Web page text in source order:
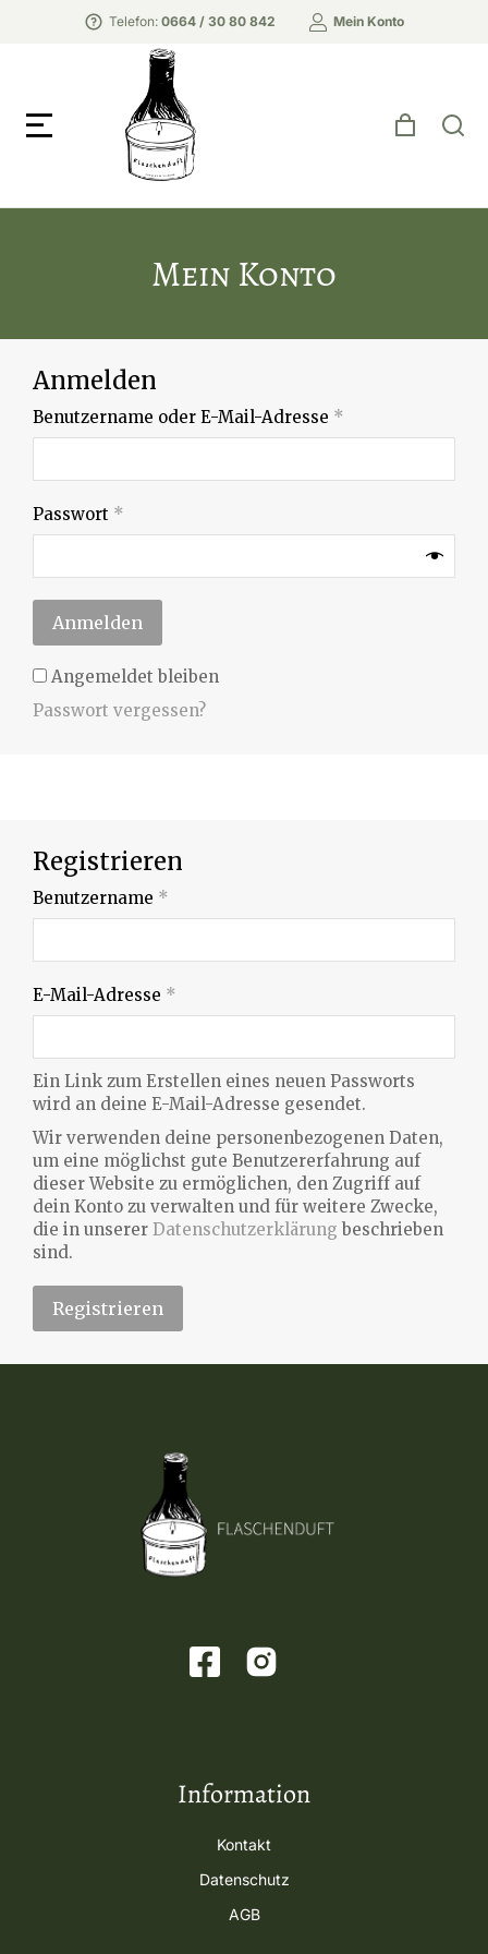
Telefon: 0664 / 30 80 842 Mein Konto
Mein Konto
Anmelden
Benutzername oder E-Mail-Adresse *
Passwort *
Anmelden
Angemeldet bleiben
Passwort vergessen?
Registrieren
Benutzername *
E-Mail-Adresse *
Ein Link zum Erstellen eines neuen Passworts
wird an deine E-Mail-Adresse gesendet.
Wir verwenden deine personenbezogenen Daten,
um eine möglichst gute Benutzererfahrung auf
dieser Website zu ermöglichen, den Zugriff auf
dein Konto zu verwalten und für weitere Zwecke,
die in unserer Datenschutzerklärung beschrieben
sind.
Registrieren
Information
Kontakt
Datenschutz
AGB